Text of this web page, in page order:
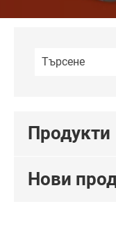
Продукти
Нови